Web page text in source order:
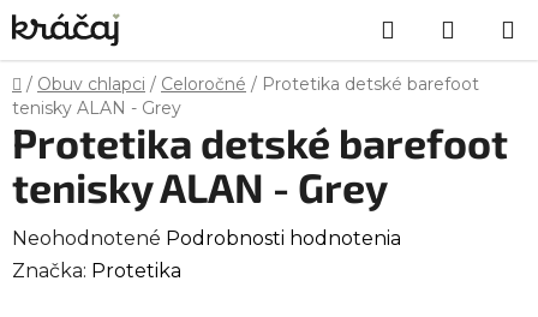
Prejsť
na
obsah
Hľadať
KOŠÍK
Domov
/ Obuv chlapci / Celoročné / Protetika detské barefoot
tenisky ALAN - Grey
Protetika detské barefoot
tenisky ALAN - Grey
Priemerné
hodnotenie
Neohodnotené Podrobnosti hodnotenia
Značka: Protetika